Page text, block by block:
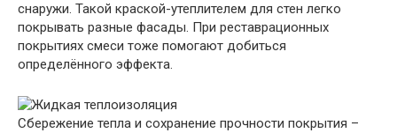
снаружи. Такой краской-утеплителем для стен легко
покрывать разные фасады. При реставрационных
покрытиях смеси тоже помогают добиться
определённого эффекта.
Сбережение тепла и сохранение прочности покрытия –